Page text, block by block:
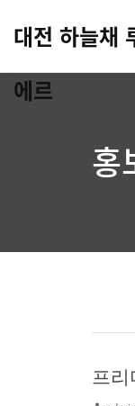
대전 하늘채
에르
홍
프리